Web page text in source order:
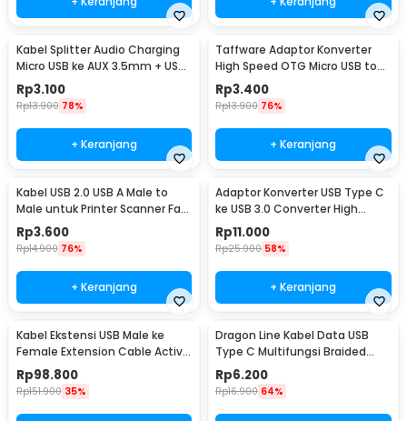
Kabel Splitter Audio Charging
Micro USB ke AUX 3.5mm + USB
Male 50cm - V835
Rp3.100
Rp13.900 78%
+ Keranjang
Taffware Adaptor Konverter
High Speed OTG Micro USB to
USB Type C 3.1 - US189
Rp3.400
Rp13.900 76%
+ Keranjang
Kabel USB 2.0 USB A Male to
Male untuk Printer Scanner Fax
TPE 1M
Rp3.600
Rp14.900 76%
+ Keranjang
Adaptor Konverter USB Type C
ke USB 3.0 Converter High
Speed 5Gbps - AG975
Rp11.000
Rp25.900 58%
+ Keranjang
Kabel Ekstensi USB Male ke
Female Extension Cable Active
Repeater 18.4M - C380
Rp98.800
Rp151.900 35%
Dragon Line Kabel Data USB
Type C Multifungsi Braided
480Mbps 30cm - AV140
Rp6.200
Rp16.900 64%